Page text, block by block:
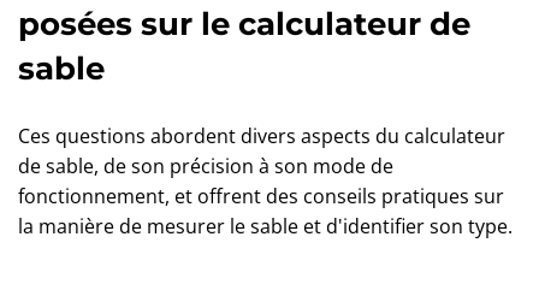
posées sur le calculateur de
sable
Ces questions abordent divers aspects du calculateur
de sable, de son précision à son mode de
fonctionnement, et offrent des conseils pratiques sur
la manière de mesurer le sable et d'identifier son type.